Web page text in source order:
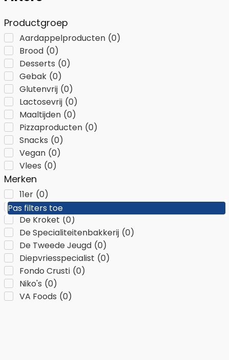
Pas filters toe
Productgroep
Aardappelproducten (0)
Brood (0)
Desserts (0)
Gebak (0)
Glutenvrij (0)
Lactosevrij (0)
Maaltijden (0)
Pizzaproducten (0)
Snacks (0)
Vegan (0)
Vlees (0)
Merken
11er (0)
A Dynamite Company
De Kroket (0)
De Specialiteitenbakkerij (0)
De Tweede Jeugd (0)
Diepvriesspecialist (0)
Fondo Crusti (0)
Niko's (0)
VA Foods (0)
Pas filters toe